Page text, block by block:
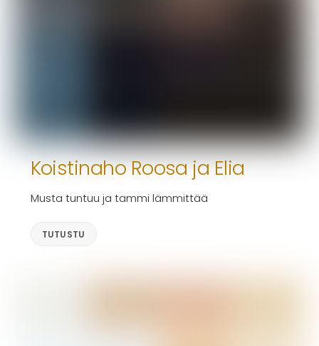
Koistinaho Roosa ja Elia
Musta tuntuu ja tammi lämmittää
TUTUSTU